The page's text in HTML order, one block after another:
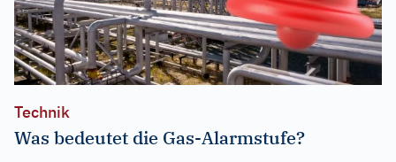
Technik
Was bedeutet die Gas-Alarmstufe?